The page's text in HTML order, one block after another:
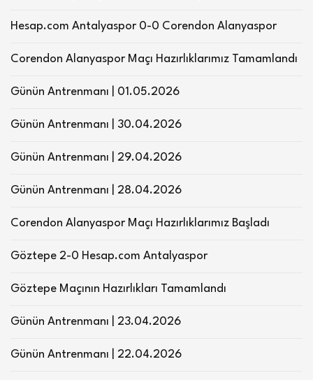
Hesap.com Antalyaspor 0-0 Corendon Alanyaspor
Corendon Alanyaspor Maçı Hazırlıklarımız Tamamlandı
Günün Antrenmanı | 01.05.2026
Günün Antrenmanı | 30.04.2026
Günün Antrenmanı | 29.04.2026
Günün Antrenmanı | 28.04.2026
Corendon Alanyaspor Maçı Hazırlıklarımız Başladı
Göztepe 2-0 Hesap.com Antalyaspor
Göztepe Maçının Hazırlıkları Tamamlandı
Günün Antrenmanı | 23.04.2026
Günün Antrenmanı | 22.04.2026